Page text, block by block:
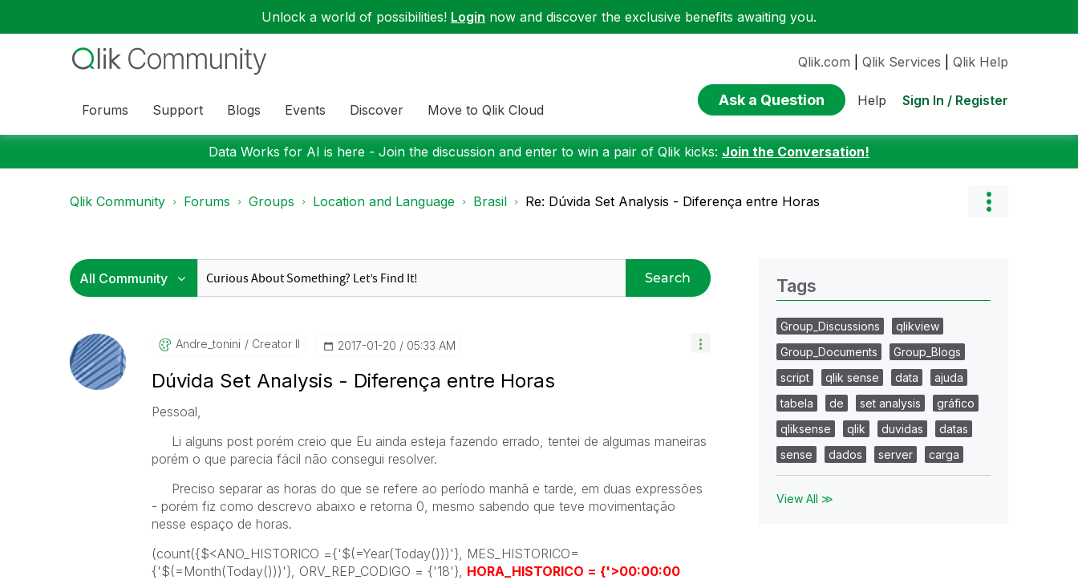
Unlock a world of possibilities! Login now and discover the exclusive benefits awaiting you.
Forums Support Blogs Events Discover Move to Qlik Cloud
Qlik.com Qlik Services Qlik Help
Ask a Question Help Sign In / Register
Data Works for AI is here - Join the discussion and enter to win a pair of Qlik kicks: Join the Conversation!
Qlik Community Forums Groups Location and Language Brasil Re: Dúvida Set Analysis - Diferença entre Horas
Search
Andre_tonini Creator II ‎2017-01-20 05:33 AM
Dúvida Set Analysis - Diferença entre Horas
Pessoal,
Li alguns post porém creio que Eu ainda esteja fazendo errado, tentei de algumas maneiras
porém o que parecia fácil não consegui resolver.
Preciso separar as horas do que se refere ao período manhã e tarde, em duas expressões
- porém fiz como descrevo abaixo e retorna 0, mesmo sabendo que teve movimentação
nesse espaço de horas.
(count({$<ANO_HISTORICO ={'$(=Year(Today()))'}, MES_HISTORICO=
{'$(=Month(Today()))'}, ORV_REP_CODIGO = {'18'}, HORA_HISTORICO = {'>00:00:00
Tags
Group_Discussions
qlikview
Group_Documents
Group_Blogs
script
qlik sense data
ajuda
tabela
de set analysis
gráfico
qliksense
qlik duvidas
datas
sense
dados server carga
View All ≫